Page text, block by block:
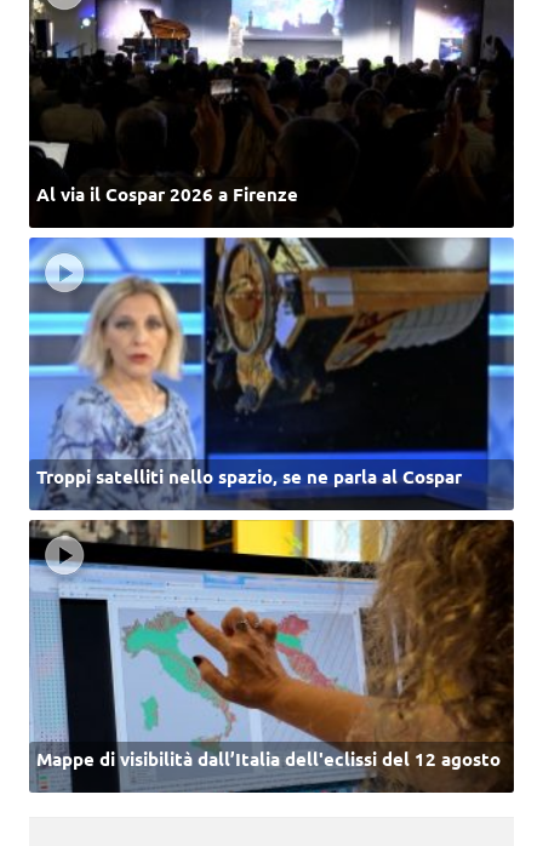
Al via il Cospar 2026 a Firenze
Troppi satelliti nello spazio, se ne parla al Cospar
Mappe di visibilità dall’Italia dell'eclissi del 12 agosto